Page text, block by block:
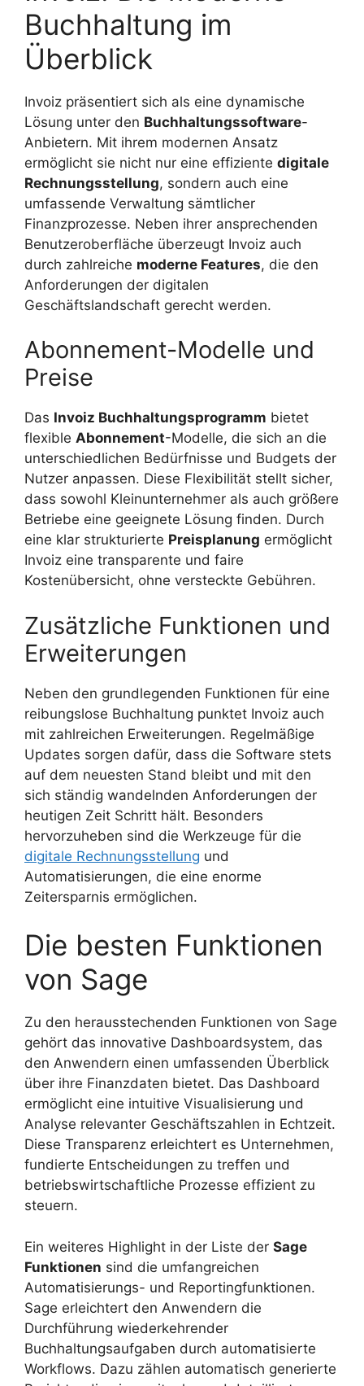
Buchhaltung im
Überblick
Invoiz präsentiert sich als eine dynamische
Lösung unter den Buchhaltungssoftware-
Anbietern. Mit ihrem modernen Ansatz
ermöglicht sie nicht nur eine effiziente digitale
Rechnungsstellung, sondern auch eine
umfassende Verwaltung sämtlicher
Finanzprozesse. Neben ihrer ansprechenden
Benutzeroberfläche überzeugt Invoiz auch
durch zahlreiche moderne Features, die den
Anforderungen der digitalen
Geschäftslandschaft gerecht werden.
Abonnement-Modelle und
Preise
Das Invoiz Buchhaltungsprogramm bietet
flexible Abonnement-Modelle, die sich an die
unterschiedlichen Bedürfnisse und Budgets der
Nutzer anpassen. Diese Flexibilität stellt sicher,
dass sowohl Kleinunternehmer als auch größere
Betriebe eine geeignete Lösung finden. Durch
eine klar strukturierte Preisplanung ermöglicht
Invoiz eine transparente und faire
Kostenübersicht, ohne versteckte Gebühren.
Zusätzliche Funktionen und
Erweiterungen
Neben den grundlegenden Funktionen für eine
reibungslose Buchhaltung punktet Invoiz auch
mit zahlreichen Erweiterungen. Regelmäßige
Updates sorgen dafür, dass die Software stets
auf dem neuesten Stand bleibt und mit den
sich ständig wandelnden Anforderungen der
heutigen Zeit Schritt hält. Besonders
hervorzuheben sind die Werkzeuge für die
digitale Rechnungsstellung und
Automatisierungen, die eine enorme
Zeitersparnis ermöglichen.
Die besten Funktionen
von Sage
Zu den herausstechenden Funktionen von Sage
gehört das innovative Dashboardsystem, das
den Anwendern einen umfassenden Überblick
über ihre Finanzdaten bietet. Das Dashboard
ermöglicht eine intuitive Visualisierung und
Analyse relevanter Geschäftszahlen in Echtzeit.
Diese Transparenz erleichtert es Unternehmen,
fundierte Entscheidungen zu treffen und
betriebswirtschaftliche Prozesse effizient zu
steuern.
Ein weiteres Highlight in der Liste der Sage
Funktionen sind die umfangreichen
Automatisierungs- und Reportingfunktionen.
Sage erleichtert den Anwendern die
Durchführung wiederkehrender
Buchhaltungsaufgaben durch automatisierte
Workflows. Dazu zählen automatisch generierte